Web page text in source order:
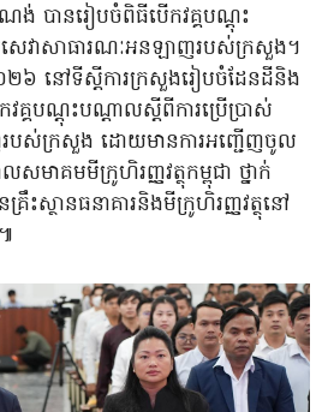
បានរៀបចំពិធីបើកវគ្គបណ្តុះ
សេវាសាធារណៈអនឡាញរបស់ក្រសួង។
០២៦ នៅទីស្តីការក្រសួង​រៀប​ចំ​ដែនដី​​និង
បណ្តុះបណ្តាលស្តីពីការប្រើប្រាស់
បស់ក្រសួង ដោយមានការអញ្ជើញចូល
សមាគមមីក្រូហិរញ្ញវត្ថុកម្ពុជា ថ្នាក់
ះស្ថានធនាគារនិងមីក្រូហិរញ្ញវត្ថុនៅ